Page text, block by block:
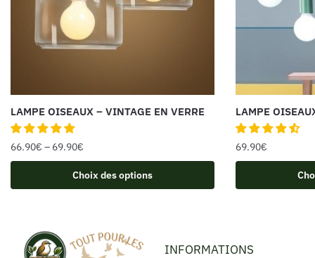
LAMPE OISEAUX – VINTAGE EN VERRE
66.90€ – 69.90€
Choix des options
LAMPE
69.90€
INFORMATIONS